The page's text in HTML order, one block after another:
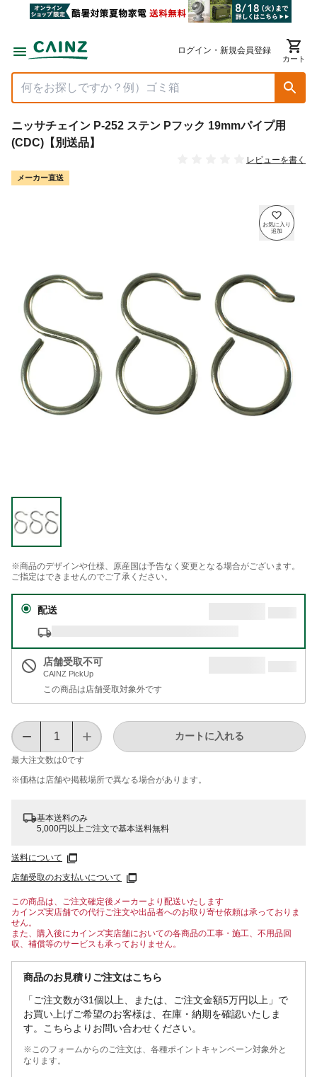
ログイン・新規会員登録
カート
ニッサチェイン P-252 ステン Pフック 19mmパイプ用
(CDC)【別送品】
レビューを書く
メーカー直送
※商品のデザインや仕様、原産国は予告なく変更となる場合がございます。
ご指定はできませんのでご了承ください。
配送
店舗受取不可
CAINZ PickUp
この商品は店舗受取対象外です
最大注文数は0です
カートに入れる
※価格は​店舗や​掲載場所で​異なる​場合が​あります。
基本送料のみ
5,000円以上ご注文で基本送料無料
送料について
店舗受取のお支払いについて
この商品は、ご注文確定後メーカーより配送いたします
カインズ実店舗での代行ご注文や出品者へのお取り寄せ依頼は承っておりま
せん。
また、購入後にカインズ実店舗においての各商品の工事・施工、不用品回
収、補償等のサービスも承っておりません。
商品のお見積りご注文はこちら
「ご注文数が31個以上、または、ご注文金額5万円以上」で
お買い上げご希望のお客様は、在庫・納期を確認いたしま
す。こちらよりお問い合わせください。
※このフォームからのご注文は、各種ポイントキャンペーン対象外と
なります。